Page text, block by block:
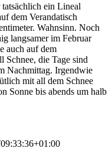
ein Lineal
dem Verandatisch
Wahnsinn. Noch
langsamer im Februar
auch auf dem
Schnee, die Tage sind
Nachmittag. Irgendwie
mit all dem Schnee
Sonne bis abends um halb